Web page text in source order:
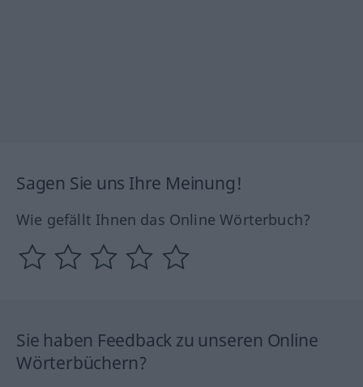
Sagen Sie uns Ihre Meinung!
Wie gefällt Ihnen das Online Wörterbuch?
Sie haben Feedback zu unseren Online
Wörterbüchern?